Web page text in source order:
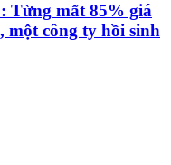
Từng mất 85% giá
một công ty hồi sinh